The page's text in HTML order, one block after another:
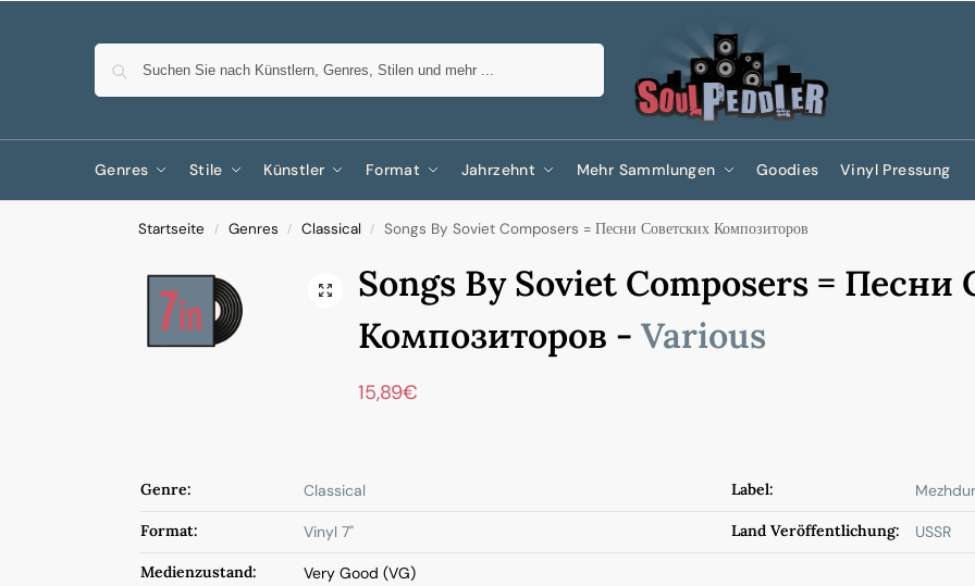
Genres Stile Künstler Format Jahrzehnt Mehr Sammlungen Goodies Vinyl Pressung
Startseite / Genres / Classical / Songs By Soviet Composers = Песни Советских Композиторов
Songs By Soviet Composers = Песни
Композиторов - Various
15,89€
Genre: Classical
Format: Vinyl 7"
Medienzustand: Very Good (VG)
Label:
Land Veröffentlichung: USSR